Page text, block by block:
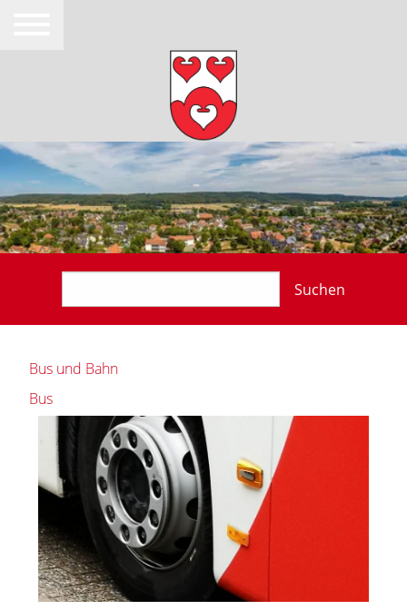
Suchen
Bus und Bahn
Bus